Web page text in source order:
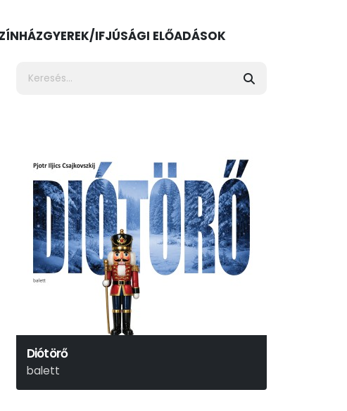
GYEREK/IFJÚSÁGI ELŐADÁSOK
Diótörő
balett
Pjotr Iljics Csajkovszkij